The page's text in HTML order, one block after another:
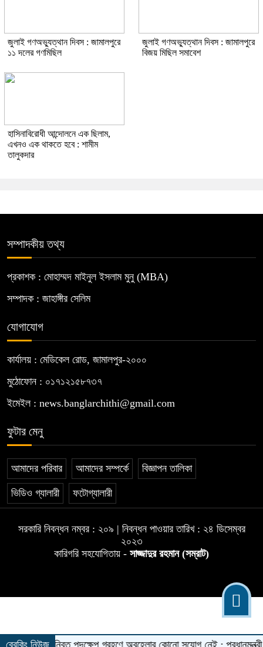
জুলাই গণঅভ্যুত্থান দিবস : জামালপুরে
১১ দলের গণমিছিল
জুলাই গণঅভ্যুত্থান দিবস : জামালপুরে
বিজয় মিছিল সমাবেশ
হাসিনাবিরোধী আন্দোলনে এক ছিলাম,
এখনও এক থাকতে হবে : শামীম
তালুকদার
সম্পাদকীয় তথ্য
প্রকাশক : মোহাম্মদ মাইনুল ইসলাম মুনু (MBA)
সম্পাদক : জাহাঙ্গীর সেলিম
যোগাযোগ
কার্যালয় : মেডিকেল রোড, জামালপুর-২০০০
মুঠোফোন : ০১৭১২১৫৮৭৩৭
ইমেইল : news.banglarchithi@gmail.com
ফুটার মেনু
আমাদের পরিবার আমাদের সম্পর্কে বিজ্ঞাপন তালিকা
ভিডিও গ্যালারী ফটোগ্যালারী
সরকারি নিবন্ধন নম্বর : ২০৯ | নিবন্ধন পাওয়ার তারিখ : ২৪ ডিসেম্বর
২০২৩
কারিগরি সহযোগিতায় - সাজ্জাদুর রহমান (সম্রাট)
ব্রেকিং নিউজ
সমন্বিত পদক্ষেপ গ্রহণে অবহেলার কোনো সুযোগ নেই : প্রধানমন্ত্রী